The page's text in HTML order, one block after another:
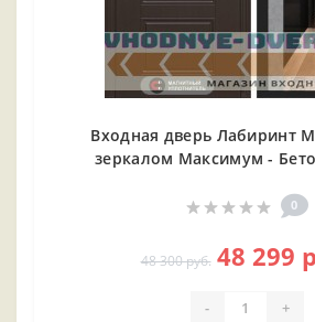
Входная дверь Лабиринт
зеркалом Максимум -
0
48 300 руб. 48 299
- +